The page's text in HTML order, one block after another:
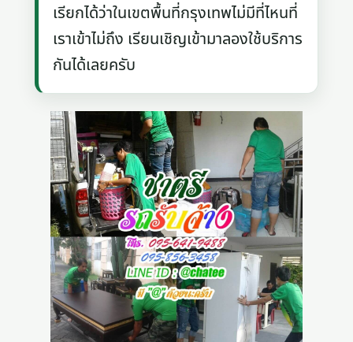
เรียกได้ว่าในเขตพื้นที่กรุงเทพไม่มีที่ไหนที่
เราเข้าไม่ถึง เรียนเชิญเข้ามาลองใช้บริการ
กันได้เลยครับ